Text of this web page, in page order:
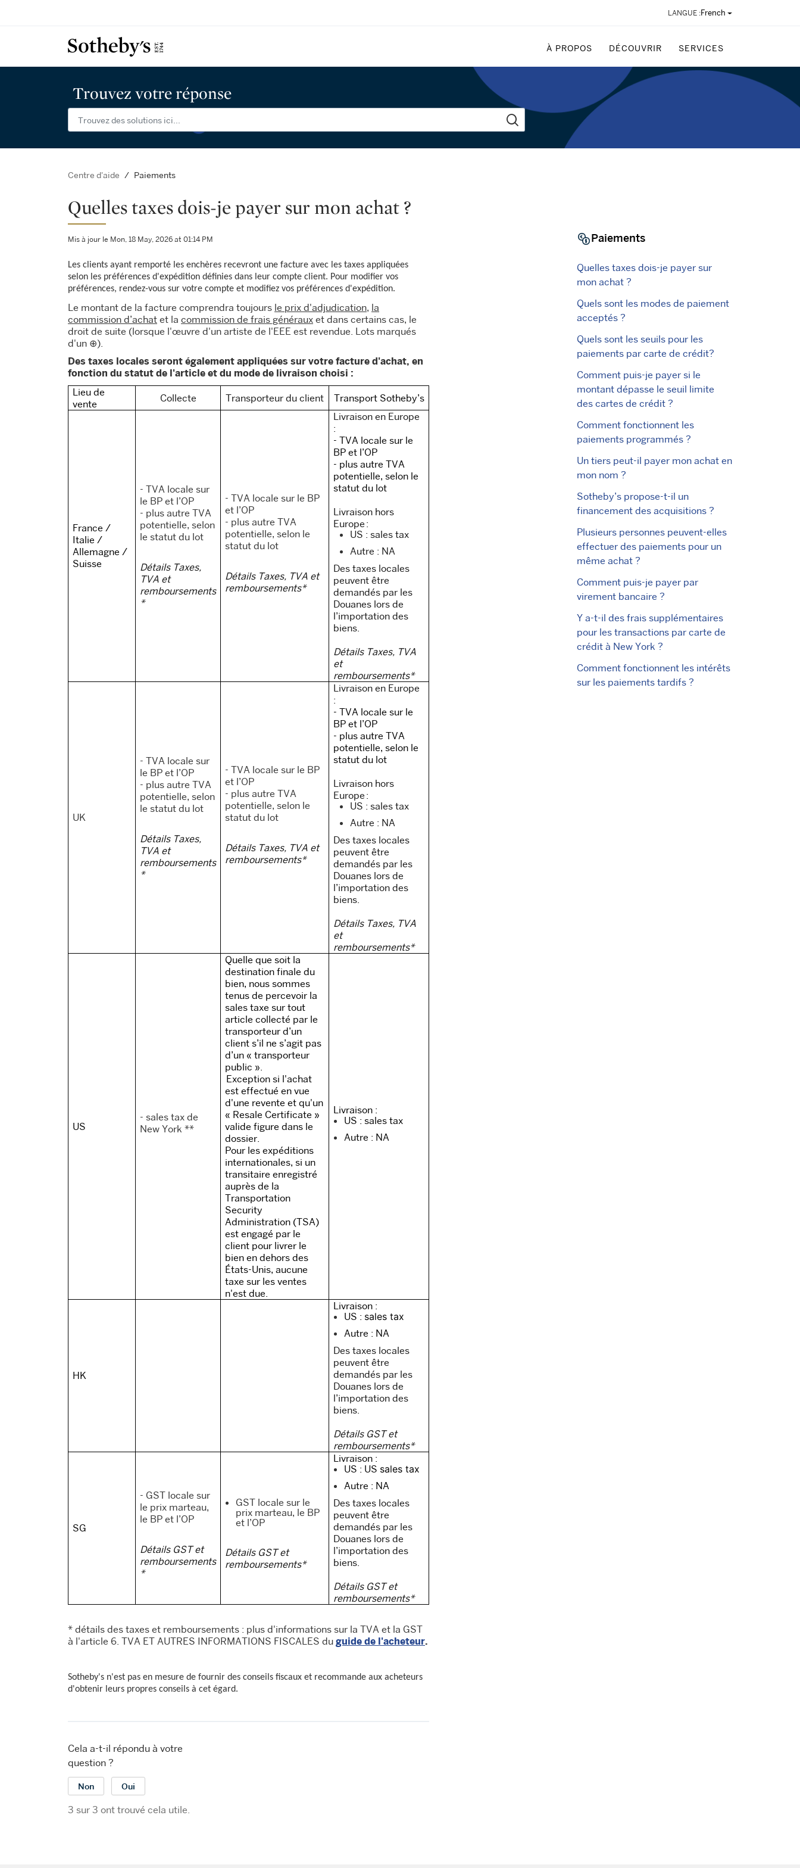
LANGUE :French
À PROPOS DÉCOUVRIR SERVICES
Trouvez votre réponse
Centre d'aide Paiements
Quelles taxes dois-je payer sur mon achat ?
Mis à jour le Mon, 18 May, 2026 at 01:14 PM
Les clients ayant remporté les enchères recevront une facture avec les taxes appliquées
selon les préférences d'expédition définies dans leur compte client. Pour modifier vos
préférences, rendez-vous sur votre compte et modifiez vos préférences d'expédition.
Le montant de la facture comprendra toujours le prix d'adjudication, la
commission d’achat et la commission de frais généraux et dans certains cas, le
droit de suite (lorsque l'œuvre d'un artiste de l'EEE est revendue. Lots marqués
d'un ⊕).
Des taxes locales seront également appliquées sur votre facture d'achat, en
fonction du statut de l'article et du mode de livraison choisi :
Lieu de
vente
Collecte Transporteur du client Transport Sotheby’s
France /
Italie /
Allemagne /
Suisse
- TVA locale sur
le BP et l’OP
- plus autre TVA
potentielle, selon
le statut du lot
Détails Taxes,
TVA et
remboursements
*
- TVA locale sur le BP
et l’OP
- plus autre TVA
potentielle, selon le
statut du lot
Détails Taxes, TVA et
remboursements*
Livraison en Europe
:
- TVA locale sur le
BP et l’OP
- plus autre TVA
potentielle, selon le
statut du lot
Livraison hors
Europe :
US : sales tax
Autre : NA
Des taxes locales
peuvent être
demandés par les
Douanes lors de
l’importation des
biens.
Détails Taxes, TVA
et
remboursements*
UK
- TVA locale sur
le BP et l’OP
- plus autre TVA
potentielle, selon
le statut du lot
Détails Taxes,
TVA et
remboursements
*
- TVA locale sur le BP
et l’OP
- plus autre TVA
potentielle, selon le
statut du lot
Détails Taxes, TVA et
remboursements*
Livraison en Europe
:
- TVA locale sur le
BP et l’OP
- plus autre TVA
potentielle, selon le
statut du lot
Livraison hors
Europe :
US : sales tax
Autre : NA
Des taxes locales
peuvent être
demandés par les
Douanes lors de
l’importation des
biens.
Détails Taxes, TVA
et
remboursements*
US
- sales tax de
New York **
Quelle que soit la
destination finale du
bien, nous sommes
tenus de percevoir la
sales taxe sur tout
article collecté par le
transporteur d’un
client s’il ne s’agit pas
d’un « transporteur
public ».
Exception si l'achat
est effectué en vue
d'une revente et qu'un
« Resale Certificate »
valide figure dans le
dossier.
Pour les expéditions
internationales, si un
transitaire enregistré
auprès de la
Transportation
Security
Administration (TSA)
est engagé par le
client pour livrer le
bien en dehors des
États-Unis, aucune
taxe sur les ventes
n'est due.
Livraison :
US : sales tax
Autre : NA
HK
Livraison :
US : sales tax
Autre : NA
Des taxes locales
peuvent être
demandés par les
Douanes lors de
l’importation des
biens.
Détails GST et
remboursements*
SG
- GST locale sur
le prix marteau,
le BP et l’OP
Détails GST et
remboursements
*
GST locale sur le
prix marteau, le BP
et l’OP
Détails GST et
remboursements*
Livraison :
US : US sales tax
Autre : NA
Des taxes locales
peuvent être
demandés par les
Douanes lors de
l’importation des
biens.
Détails GST et
remboursements*
* détails des taxes et remboursements : plus d'informations sur la TVA et la GST
à l'article 6. TVA ET AUTRES INFORMATIONS FISCALES du guide de l'acheteur.
Sotheby's n'est pas en mesure de fournir des conseils fiscaux et recommande aux acheteurs
d'obtenir leurs propres conseils à cet égard.
Cela a-t-il répondu à votre
question ?
Non Oui
3 sur 3 ont trouvé cela utile.
Paiements
Quelles taxes dois-je payer sur
mon achat ?
Quels sont les modes de paiement
acceptés ?
Quels sont les seuils pour les
paiements par carte de crédit?
Comment puis-je payer si le
montant dépasse le seuil limite
des cartes de crédit ?
Comment fonctionnent les
paiements programmés ?
Un tiers peut-il payer mon achat en
mon nom ?
Sotheby’s propose-t-il un
financement des acquisitions ?
Plusieurs personnes peuvent-elles
effectuer des paiements pour un
même achat ?
Comment puis-je payer par
virement bancaire ?
Y a-t-il des frais supplémentaires
pour les transactions par carte de
crédit à New York ?
Comment fonctionnent les intérêts
sur les paiements tardifs ?